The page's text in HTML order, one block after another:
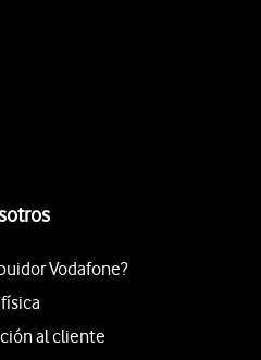
Vodafone?
al cliente